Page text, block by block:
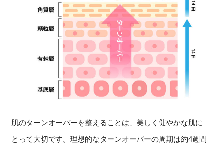
肌のターンオーバーを整えることは、美しく健やかな肌に
とって大切です。理想的なターンオーバーの周期は約4週間